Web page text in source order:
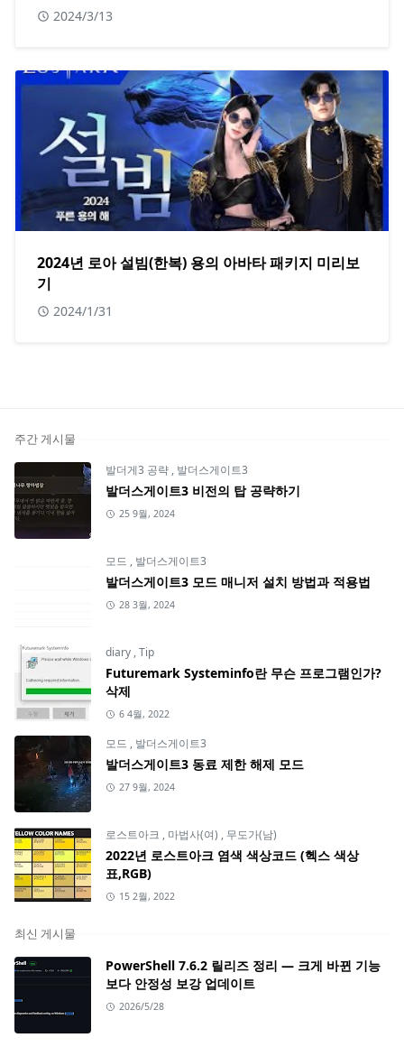
2024/3/13
2024년 로아 설빔(한복) 용의 아바타 패키지 미리보
기
2024/1/31
주간 게시물
발더게3 공략 , 발더스게이트3
발더스게이트3 비전의 탑 공략하기
25 9월, 2024
모드 , 발더스게이트3
발더스게이트3 모드 매니저 설치 방법과 적용법
28 3월, 2024
diary ,Tip
Futuremark Systeminfo란 무슨 프로그램인가?
삭제
6 4월, 2022
모드 , 발더스게이트3
발더스게이트3 동료 제한 해제 모드
27 9월, 2024
로스트아크 , 마법사(여) , 무도가(남)
2022년 로스트아크 염색 색상코드 (헥스 색상
표,RGB)
15 2월, 2022
최신 게시물
PowerShell 7.6.2 릴리즈 정리 — 크게 바뀐 기능
보다 안정성 보강 업데이트
2026/5/28